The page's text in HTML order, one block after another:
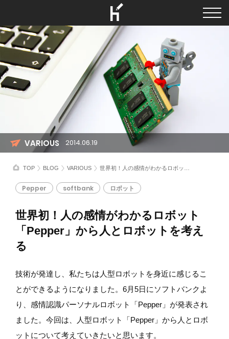
TOP BLOG VARIOUS 世界初！人の感情がわかるロボット「Pepper」から人とロボットを考える
世界初！人の感情がわかるロボット
「Pepper」から人とロボットを考え
る
Pepper softbank ロボット
VARIOUS 2014.06.19
技術が発達し、私たちは人型ロボットを身近に感じるこ
とができるようになりました。6月5日にソフトバンクよ
り、感情認識パーソナルロボット「Pepper」が発表され
ました。今回は、人型ロボット「Pepper」から人とロボ
ットについて考えていきたいと思います。